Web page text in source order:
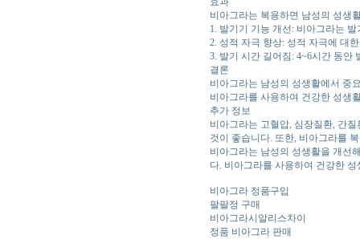
비아그라는 복용하면 남성의 성생
1. 발기기 기능 개선: 비아그라는
2. 성적 자극 향상: 성적 자극에 대
3. 발기 시간 길어짐: 4~6시간 동안
결론
비아그라는 남성의 성생활에서 중
비아그라를 사용하여 건강한 성생
추가 정보
비아그라는 고혈압, 심장질환, 간
것이 좋습니다. 또한, 비아그라를
비아그라는 남성의 성생활을 개선
다. 비아그라를 사용하여 건강한
비아그라 정품구입
팔팔정 구매
비아그라시알리스차이
정품 비아그라 판매